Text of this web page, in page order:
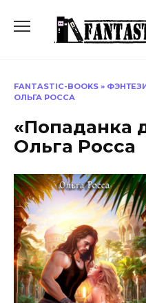
содержанию
FANTASTIC-BOOKS »
ОЛЬГА РОССА
«Попаданка
Ольга Росса